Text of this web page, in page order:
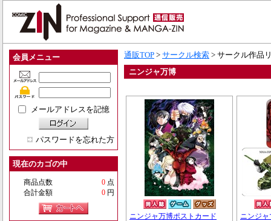
会員メニュー
メールアドレスを記憶
パスワードを忘れた方
現在のカゴの中
商品点数 0 点
合計金額
0 円
通販TOP > サークル検索 > サークル作品
ニンジャ万博
ニンジャ万博ポストカード
ニンジ